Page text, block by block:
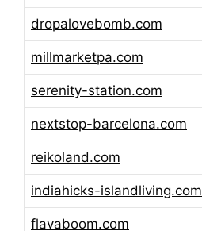
dropalovebomb.com
millmarketpa.com
serenity-station.com
nextstop-barcelona.com
reikoland.com
indiahicks-islandliving.com
flavaboom.com